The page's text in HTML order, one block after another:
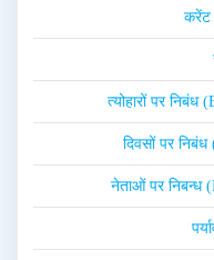
करेंट
त्योहारों पर
दिवसों पर
नेताओं पर निबन्ध